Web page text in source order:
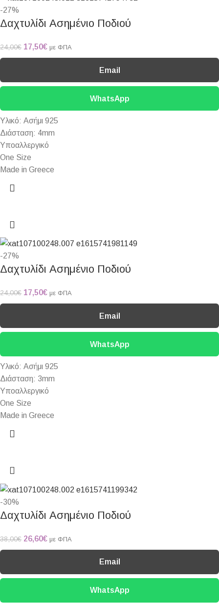
-27%
Δαχτυλίδι Ασημένιο Ποδιού
24,00€ 17,50€ με ΦΠΑ
Email
WhatsApp
Υλικό: Ασήμι 925
Διάσταση: 4mm
Υποαλλεργικό
One Size
Made in Greece
-27%
Δαχτυλίδι Ασημένιο Ποδιού
24,00€ 17,50€ με ΦΠΑ
Email
WhatsApp
Υλικό: Ασήμι 925
Διάσταση: 3mm
Υποαλλεργικό
One Size
Made in Greece
-30%
Δαχτυλίδι Ασημένιο Ποδιού
38,00€ 26,60€ με ΦΠΑ
Email
WhatsApp